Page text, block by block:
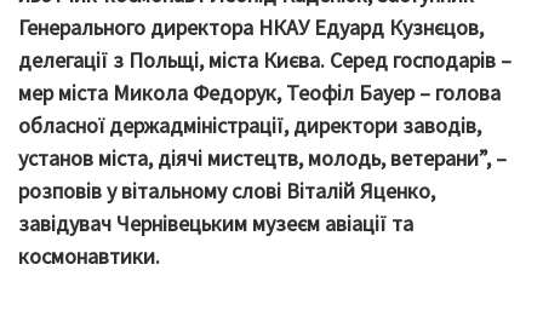
Генерального директора НКАУ Едуард Кузнєцов,
делегації з Польщі, міста Києва. Серед господарів –
мер міста Микола Федорук, Теофіл Бауер – голова
обласної держадміністрації, директори заводів,
установ міста, діячі мистецтв, молодь, ветерани”, –
розповів у вітальному слові Віталій Яценко,
завідувач Чернівецьким музеєм авіації та
космонавтики.